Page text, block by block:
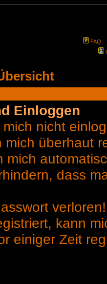
FAQ
Einloggen
nicht
mich überhaut
mich
dass
verloren!
kann
einiger Zeit